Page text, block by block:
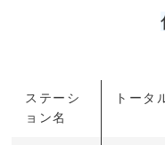
ステーシ
ョン名
トータ